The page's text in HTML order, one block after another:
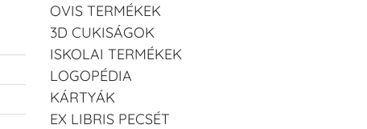
OVIS TERMÉKEK
3D CUKISÁGOK
ISKOLAI TERMÉKEK
LOGOPÉDIA
KÁRTYÁK
EX LIBRIS PECSÉT